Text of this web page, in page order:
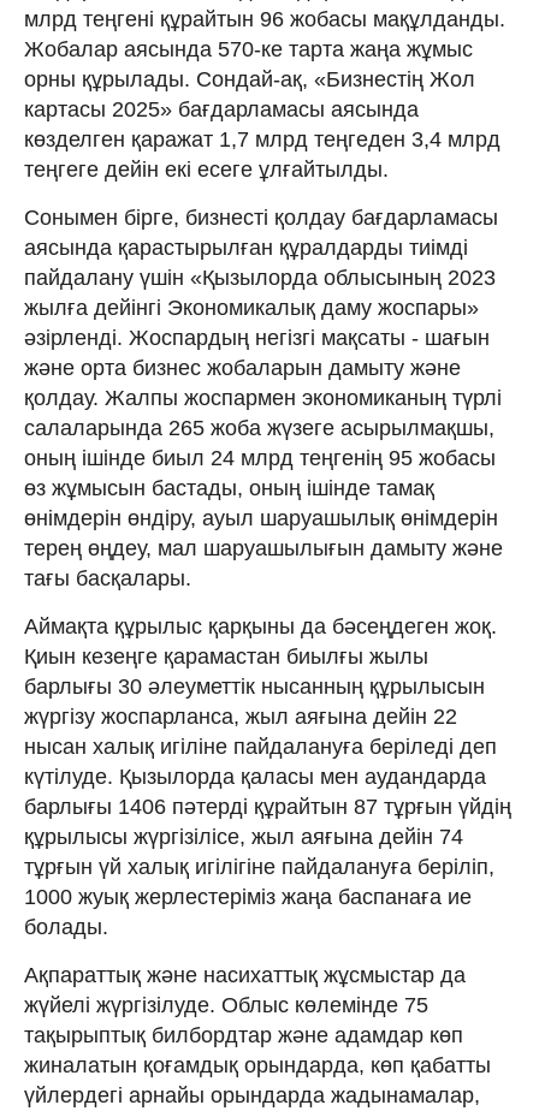
млрд теңгені құрайтын 96 жобасы мақұлданды.
Жобалар аясында 570-ке тарта жаңа жұмыс
орны құрылады. Сондай-ақ, «Бизнестің Жол
картасы 2025» бағдарламасы аясында
көзделген қаражат 1,7 млрд теңгеден 3,4 млрд
теңгеге дейін екі есеге ұлғайтылды.
Сонымен бірге, бизнесті қолдау бағдарламасы
аясында қарастырылған құралдарды тиімді
пайдалану үшін «Қызылорда облысының 2023
жылға дейінгі Экономикалық даму жоспары»
әзірленді. Жоспардың негізгі мақсаты - шағын
және орта бизнес жобаларын дамыту және
қолдау. Жалпы жоспармен экономиканың түрлі
салаларында 265 жоба жүзеге асырылмақшы,
оның ішінде биыл 24 млрд теңгенің 95 жобасы
өз жұмысын бастады, оның ішінде тамақ
өнімдерін өндіру, ауыл шаруашылық өнімдерін
терең өңдеу, мал шаруашылығын дамыту және
тағы басқалары.
Аймақта құрылыс қарқыны да бәсеңдеген жоқ.
Қиын кезеңге қарамастан биылғы жылы
барлығы 30 әлеуметтік нысанның құрылысын
жүргізу жоспарланса, жыл аяғына дейін 22
нысан халық игіліне пайдалануға беріледі деп
күтілуде. Қызылорда қаласы мен аудандарда
барлығы 1406 пәтерді құрайтын 87 тұрғын үйдің
құрылысы жүргізілісе, жыл аяғына дейін 74
тұрғын үй халық игілігіне пайдалануға беріліп,
1000 жуық жерлестеріміз жаңа баспанаға ие
болады.
Ақпараттық және насихаттық жұсмыстар да
жүйелі жүргізілуде. Облыс көлемінде 75
тақырыптық билбордтар және адамдар көп
жиналатын қоғамдық орындарда, көп қабатты
үйлердегі арнайы орындарда жадынамалар,